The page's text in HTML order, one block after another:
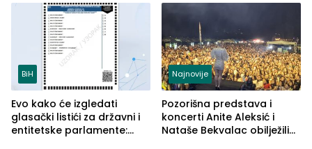
služba građanima
BiH
Evo kako će izgledati
glasački listići za državni i
entitetske parlamente:
Najnovije
Pozorišna predstava i
koncerti Anite Aleksić i
Nataše Bekvalac obilježili